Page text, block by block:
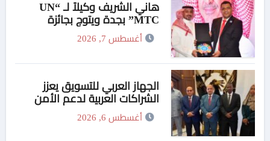
هاني الشريف وكيلاً لـ “UN
MTC” بجدة ويتوج بجائزة
“القائد المؤثر”
أغسطس 7, 2026
الجهاز العربي للتسويق يعزز
الشراكات العربية لدعم الأمن
الدوائي في السودان
أغسطس 6, 2026